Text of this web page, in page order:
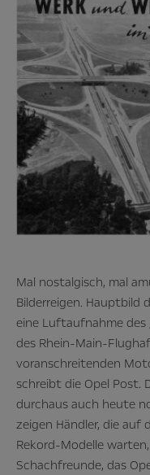
Mal nostalgisch, mal
Bilderreigen. Hauptbild
eine Luftaufnahme des
des Rhein-Main-
voranschreitenden
schreibt die Opel Post.
durchaus auch heute
zeigen Händler, die auf
Rekord-Modelle
Schachfreunde, das